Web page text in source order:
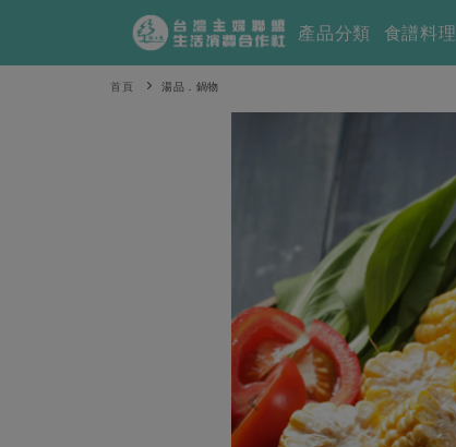
產品分類 食譜料理
首頁 湯品．鍋物